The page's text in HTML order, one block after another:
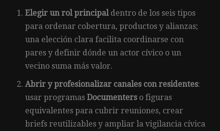
Elegir un rol principaldentro de los seis tipos
para ordenar cobertura, productos y alianzas;
una elección clara facilita coordinarse con
pares y definir dónde un actor cívico o un
vecino suma más valor.
Abrir y profesionalizar canales con residentes:
usar programas Documenters o figuras
equivalentes para cubrir reuniones, crear
briefs reutilizables y ampliar la vigilancia cívica